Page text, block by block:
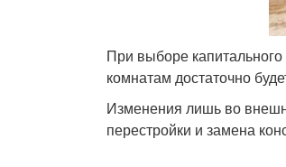
При выборе
комнатам достаточно
Изменения лишь во
перестройки и замена